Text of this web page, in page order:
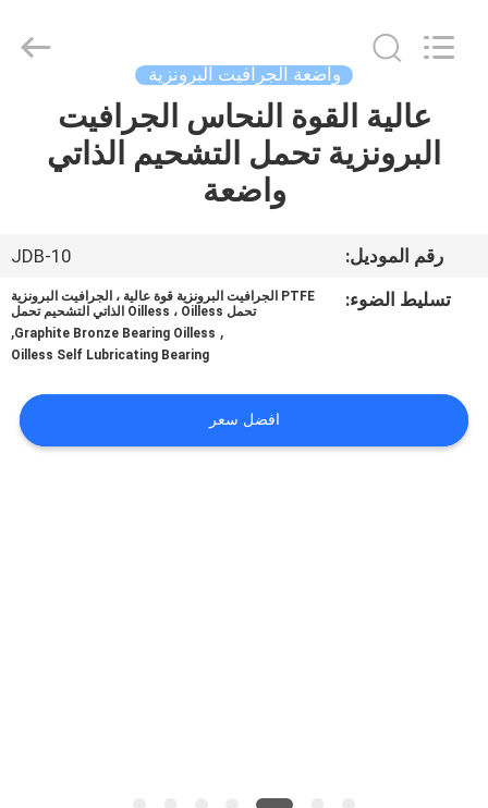
المنزل
فيديوهات
حولنا
Bearing
Co.,Ltd.
واضعة الجرافيت البرونزية
عالية القوة النحاس الجرافيت
البرونزية تحمل التشحيم الذاتي
واضعة
رقم الموديل:
JDB-10
تسليط الضوء:
PTFE الجرافيت البرونزية قوة عالية ، الجرافيت البرونزية
تحمل Oilless ، Oilless الذاتي التشحيم تحمل
,
Graphite Bronze Bearing Oilless
,
Oilless Self Lubricating Bearing
افضل سعر